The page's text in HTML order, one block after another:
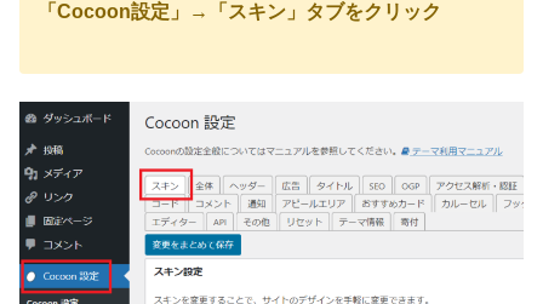
「Cocoon設定」→「スキン」タブをクリック